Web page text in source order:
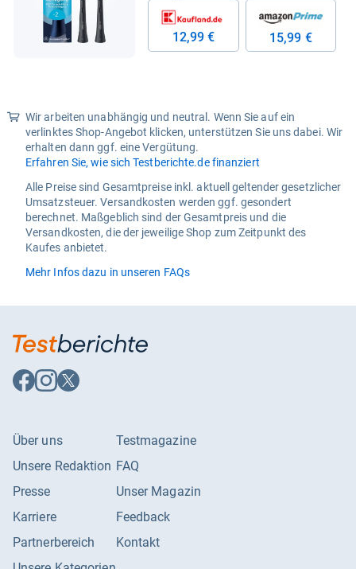
12,99 € 15,99 €
Wir arbeiten unabhängig und neutral. Wenn Sie auf ein
verlinktes Shop-Angebot klicken, unterstützen Sie uns dabei. Wir
erhalten dann ggf. eine Vergütung.
Erfahren Sie, wie sich Testberichte.de finanziert
Alle Preise sind Gesamtpreise inkl. aktuell geltender gesetzlicher
Umsatzsteuer. Versandkosten werden ggf. gesondert
berechnet. Maßgeblich sind der Gesamtpreis und die
Versandkosten, die der jeweilige Shop zum Zeitpunkt des
Kaufes anbietet.
Mehr Infos dazu in unseren FAQs
Auf
Facebook
Auf
Instagram
Auf
X
Über uns
Unsere Redaktion
Presse
Karriere
Partnerbereich
Testmagazine
FAQ
Unser Magazin
Feedback
Kontakt